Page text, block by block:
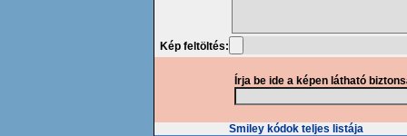
Kép feltöltés:
Írja be ide a képen látható
Smiley kódok teljes listája